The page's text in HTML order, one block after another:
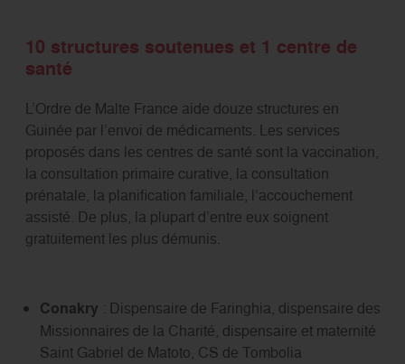
10 structures soutenues et 1 centre de
santé
L’Ordre de Malte France aide douze structures en
Guinée par l’envoi de médicaments. Les services
proposés dans les centres de santé sont la vaccination,
la consultation primaire curative, la consultation
prénatale, la planification familiale, l’accouchement
assisté. De plus, la plupart d’entre eux soignent
gratuitement les plus démunis.
Conakry : Dispensaire de Faringhia, dispensaire des
Missionnaires de la Charité, dispensaire et maternité
Saint Gabriel de Matoto, CS de Tombolia